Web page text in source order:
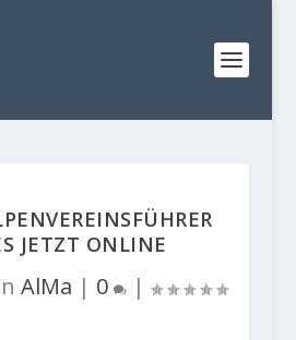
JETZT ONLINE
AlMa | 0 |